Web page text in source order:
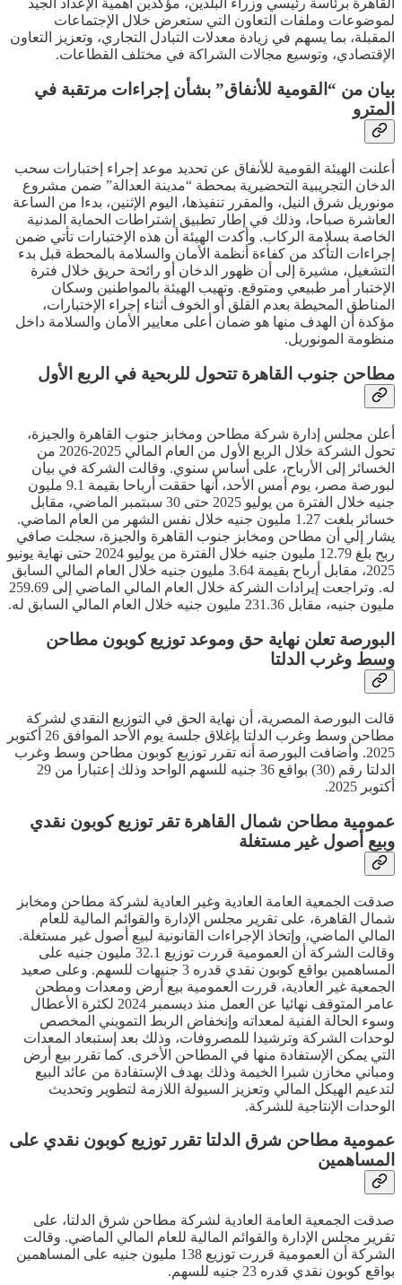
القاهرة برئاسة رئيسي وزراء البلدين، مؤكدين أهمية الإعداد الجيد
لموضوعات وملفات التعاون التي ستعرض خلال الإجتماعات
المقبلة، بما يسهم في زيادة معدلات التبادل التجاري، وتعزيز التعاون
الإقتصادي، وتوسيع مجالات الشراكة في مختلف القطاعات.
بيان من “القومية للأنفاق” بشأن إجراءات مرتقبة في
المترو
أعلنت الهيئة القومية للأنفاق عن تحديد موعد إجراء إختبارات سحب
الدخان التجريبية التحضيرية بمحطة “مدينة العدالة” ضمن مشروع
مونوريل شرق النيل، والمقرر تنفيذها، اليوم الإثنين، بدءا من الساعة
العاشرة صباحا، وذلك في إطار تطبيق إشتراطات الحماية المدنية
الخاصة بسلامة الركاب. وأكدت الهيئة أن هذه الإختبارات تأتي ضمن
إجراءات التأكد من كفاءة أنظمة الأمان والسلامة بالمحطة قبل بدء
التشغيل، مشيرة إلى أن ظهور الدخان أو رائحة حريق خلال فترة
الإختبار أمر طبيعي ومتوقع. وتهيب الهيئة بالمواطنين وسكان
المناطق المحيطة بعدم القلق أو الخوف أثناء إجراء الإختبارات،
مؤكدة أن الهدف منها هو ضمان أعلى معايير الأمان والسلامة داخل
منظومة المونوريل.
مطاحن جنوب القاهرة تتحول للربحية في الربع الأول
أعلن مجلس إدارة شركة مطاحن ومخابز جنوب القاهرة والجيزة،
تحول الشركة خلال الربع الأول من العام المالي 2025-2026 من
الخسائر إلى الأرباح، على أساس سنوي. وقالت الشركة في بيان
لبورصة مصر، يوم أمس الأحد، أنها حققت أرباحا بقيمة 9.1 مليون
جنيه خلال الفترة من يوليو 2025 حتى 30 سبتمبر الماضي، مقابل
خسائر بلغت 1.27 مليون جنيه خلال نفس الشهر من العام الماضي.
يشار إلي أن مطاحن ومخابز جنوب القاهرة والجيزة، سجلت صافي
ربح بلغ 12.79 مليون جنيه خلال الفترة من يوليو 2024 حتى نهاية يونيو
2025، مقابل أرباح بقيمة 3.64 مليون جنيه خلال العام المالي السابق
له. وتراجعت إيرادات الشركة خلال العام المالي الماضي إلى 259.69
مليون جنيه، مقابل 231.36 مليون جنيه خلال العام المالي السابق له.
البورصة تعلن نهاية حق وموعد توزيع كوبون مطاحن
وسط وغرب الدلتا
قالت البورصة المصرية، أن نهاية الحق في التوزيع النقدي لشركة
مطاحن وسط وغرب الدلتا بإغلاق جلسة يوم الأحد الموافق 26 أكتوبر
2025. وأضافت البورصة أنه تقرر توزيع كوبون مطاحن وسط وغرب
الدلتا رقم (30) بواقع 36 جنيه للسهم الواحد وذلك إعتبارا من 29
أكتوبر 2025.
عمومية مطاحن شمال القاهرة تقر توزيع كوبون نقدي
وبيع أصول غير مستغلة
صدقت الجمعية العامة العادية وغير العادية لشركة مطاحن ومخابز
شمال القاهرة، على تقرير مجلس الإدارة والقوائم المالية للعام
المالي الماضي، وإتخاذ الإجراءات القانونية لبيع أصول غير مستغلة.
وقالت الشركة أن العمومية قررت توزيع 32.1 مليون جنيه على
المساهمين بواقع كوبون نقدي قدره 3 جنيهات للسهم. وعلى صعيد
الجمعية غير العادية، قررت العمومية بيع أرض ومعدات ومطحن
عامر المتوقف نهائيا عن العمل منذ ديسمبر 2024 لكثرة الأعطال
وسوء الحالة الفنية لمعداته وإنخفاض الربط التمويني المخصص
لوحدات الشركة وترشيدا للمصروفات، وذلك بعد إستبعاد المعدات
التي يمكن الإستفادة منها في المطاحن الأخرى. كما تقرر بيع أرض
ومباني مخازن شبرا الخيمة وذلك بهدف الإستفادة من عائد البيع
لتدعيم الهيكل المالي وتعزيز السيولة اللازمة لتطوير وتحديث
الوحدات الإنتاجية للشركة.
عمومية مطاحن شرق الدلتا تقرر توزيع كوبون نقدي على
المساهمين
صدقت الجمعية العامة العادية لشركة مطاحن شرق الدلتا، على
تقرير مجلس الإدارة والقوائم المالية للعام المالي الماضي. وقالت
الشركة أن العمومية قررت توزيع 138 مليون جنيه على المساهمين
بواقع كوبون نقدي قدره 23 جنيه للسهم.